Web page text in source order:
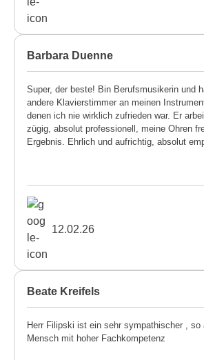
Barbara Duenne
Super, der beste! Bin Berufsmusikerin und
andere Klavierstimmer an meinen
denen ich nie wirklich zufrieden war. Er
zügig, absolut professionell, meine Ohren
Ergebnis. Ehrlich und aufrichtig, absolut
12.02.26
Beate Kreifels
Herr Filipski ist ein sehr sympathischer , so
Mensch mit hoher Fachkompetenz